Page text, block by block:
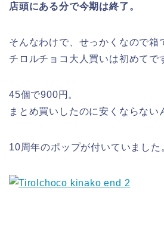
店頭にある分で今期は終了。
そんなわけで、せっかくなので箱
チロルチョコ大人買いは初めてで
45個で900円。
まとめ買いしたのに安くならない
10周年のポップが付いていました